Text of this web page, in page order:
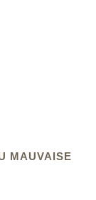
MAUVAISE